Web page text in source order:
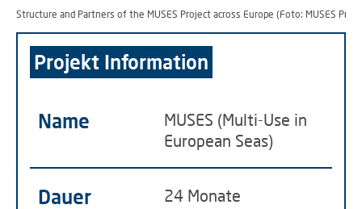
Structure and Partners of the MUSES Project across Europe (Foto: MUSES
Projekt Information
Name
MUSES (Multi-Use in
European Seas)
Dauer 24 Monate